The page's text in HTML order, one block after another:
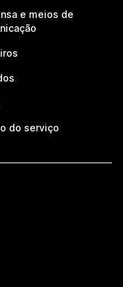
e meios de
do serviço